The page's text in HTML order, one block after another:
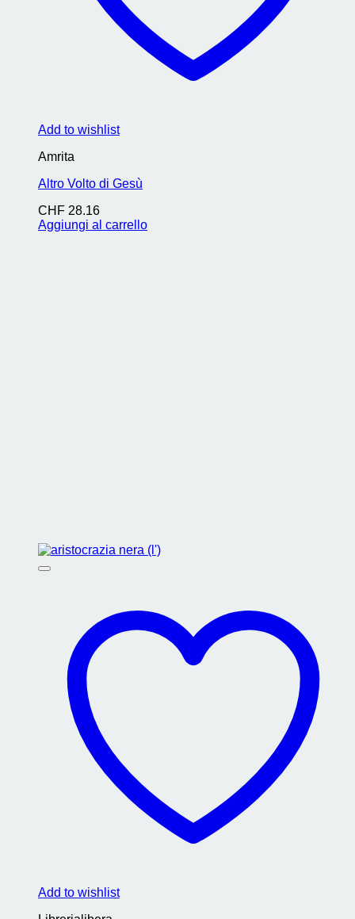
Add to wishlist
Amrita
Altro Volto di Gesù
CHF 28.16
Aggiungi al carrello
Add to wishlist